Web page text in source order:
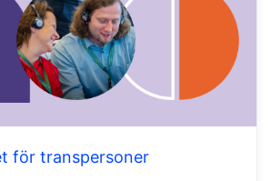
för transpersoner